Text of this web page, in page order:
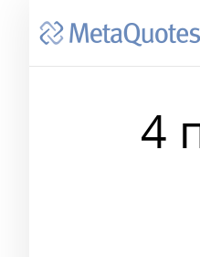
4